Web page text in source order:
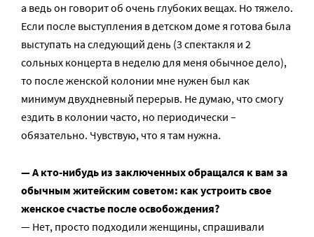
а ведь он говорит об очень глубоких вещах. Но тяжело.
Если после выступления в детском доме я готова была
выступать на следующий день (3 спектакля и 2
сольных концерта в неделю для меня обычное дело),
то после женской колонии мне нужен был как
минимум двухдневный перерыв. Не думаю, что смогу
ездить в колонии часто, но периодически –
обязательно. Чувствую, что я там нужна.
— А кто-нибудь из заключенных обращался к вам за
обычным житейским советом: как устроить свое
женское счастье после освобождения?
— Нет, просто подходили женщины, спрашивали